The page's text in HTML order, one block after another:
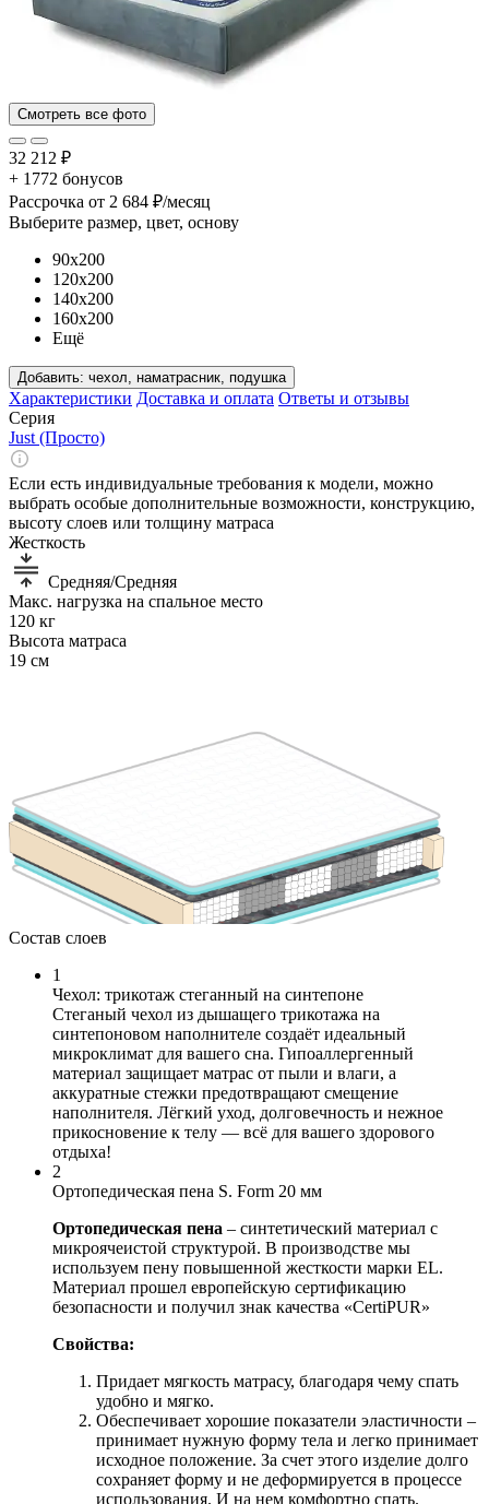
Смотреть все фото
32 212 ₽
+ 1772 бонусов
Рассрочка от 2 684 ₽/месяц
Выберите размер, цвет, основу
90x200
120x200
140x200
160x200
Ещё
Добавить: чехол, наматрасник, подушка
Характеристики Доставка и оплата Ответы и отзывы
Серия
Just (Просто)
Если есть индивидуальные требования к модели, можно
выбрать особые дополнительные возможности, конструкцию,
высоту слоев или толщину матраса
Жесткость
Средняя/Средняя
Макс. нагрузка на спальное место
120 кг
Высота матраса
19 см
Состав слоев
1
Чехол: трикотаж стеганный на синтепоне
Стеганый чехол из дышащего трикотажа на
синтепоновом наполнителе создаёт идеальный
микроклимат для вашего сна. Гипоаллергенный
материал защищает матрас от пыли и влаги, а
аккуратные стежки предотвращают смещение
наполнителя. Лёгкий уход, долговечность и нежное
прикосновение к телу — всё для вашего здорового
отдыха!
2
Ортопедическая пена S. Form 20 мм
Ортопедическая пена – синтетический материал с
микроячеистой структурой. В производстве мы
используем пену повышенной жесткости марки EL.
Материал прошел европейскую сертификацию
безопасности и получил знак качества «CertiPUR»
Свойства:
Придает мягкость матрасу, благодаря чему спать
удобно и мягко.
Обеспечивает хорошие показатели эластичности –
принимает нужную форму тела и легко принимает
исходное положение. За счет этого изделие долго
сохраняет форму и не деформируется в процессе
использования. И на нем комфортно спать.